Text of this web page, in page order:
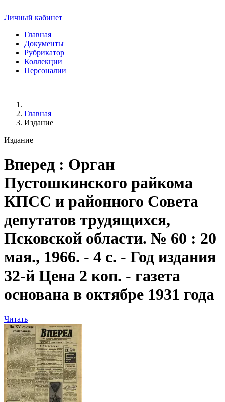
Личный кабинет
Главная
Документы
Рубрикатор
Коллекции
Персоналии
Главная
Издание
Издание
Вперед : Орган
Пустошкинского райкома
КПСС и районного Совета
депутатов трудящихся,
Псковской области. № 60 : 20
мая., 1966. - 4 с. - Год издания
32-й Цена 2 коп. - газета
основана в октябре 1931 года
Читать